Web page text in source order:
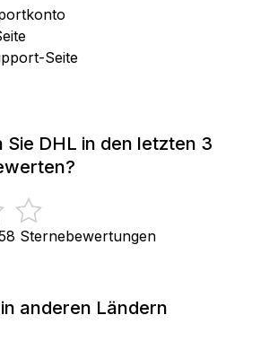
Seite
Sie DHL in den letzten 3
Sternebewertungen
anderen Ländern